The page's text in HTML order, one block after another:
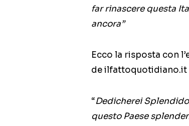
far rinascere questa
ancora”
Ecco la risposta con
de ilfattoquotidiano.it
“Dedicherei
questo Paese